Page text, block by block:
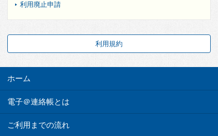
利用廃止申請
利用規約
ホーム
電子＠連絡帳とは
ご利用までの流れ